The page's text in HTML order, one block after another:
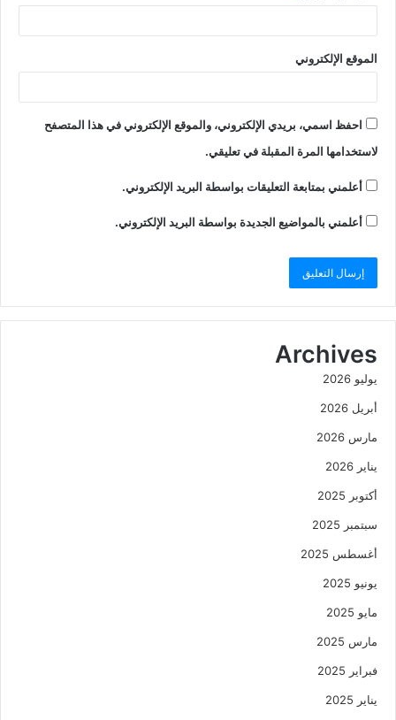
الموقع الإلكتروني
احفظ اسمي، بريدي الإلكتروني، والموقع الإلكتروني في هذا المتصفح
لاستخدامها المرة المقبلة في تعليقي.
أعلمني بمتابعة التعليقات بواسطة البريد الإلكتروني.
أعلمني بالمواضيع الجديدة بواسطة البريد الإلكتروني.
Archives
يوليو 2026
أبريل 2026
مارس 2026
يناير 2026
أكتوبر 2025
سبتمبر 2025
أغسطس 2025
يونيو 2025
مايو 2025
مارس 2025
فبراير 2025
يناير 2025